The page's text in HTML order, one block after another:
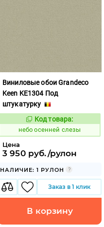
Виниловые обои Grandeco
Keen KE1304 Под
штукатурку
1117846
Код товара:
небо осенней слезы
Цена
3 950 руб./рулон
НАЛИЧИЕ: 1 РУЛОН
Заказ в 1 клик
В корзину